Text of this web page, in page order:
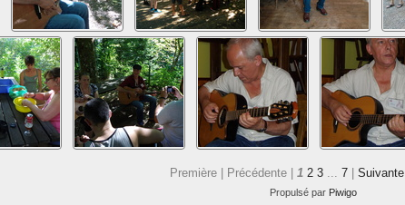
Première | Précédente | 1 2 3... 7 Suivante
Propulsé par Piwigo